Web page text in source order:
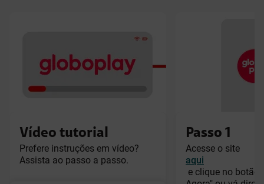
Vídeo tutorial
Prefere instruções em vídeo?
Assista ao passo a passo.
Passo 1
Acesse o site
aqui
e clique no botão